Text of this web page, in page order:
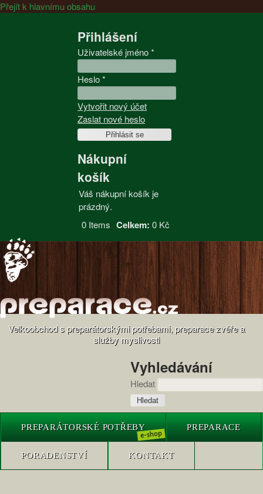
Přejít k hlavnímu obsahu
Přihlášení
Uživatelské jméno*
Heslo*
Vytvořit nový účet
Zaslat nové heslo
Nákupní
košík
Váš nákupní košík je
prázdný.
0 Items Celkem: 0 Kč
Velkoobchod s preparátorskými potřebami, preparace zvěře a
služby myslivosti
Vyhledávání
Hledat
PREPARÁTORSKÉ POTŘEBY PREPARACE
PORADENSTVÍ KONTAKT